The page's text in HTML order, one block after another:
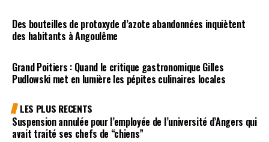
Des bouteilles de protoxyde d’azote abandonnées inquiètent
des habitants à Angoulême
Grand Poitiers : Quand le critique gastronomique Gilles
Pudlowski met en lumière les pépites culinaires locales
LES PLUS RECENTS
Suspension annulée pour l’employée de l’université d’Angers qui
avait traité ses chefs de “chiens”